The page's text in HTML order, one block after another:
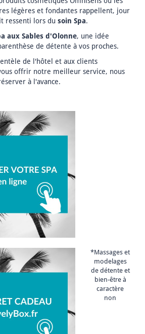
légères et fondantes rappellent, jour
ressenti lors du soin Spa.
aux Sables d'Olonne, une idée
de détente à vos proches.
de l'hôtel et aux clients
offrir notre meilleur service, nous
à l'avance.
*Massages et
modelages
de détente et
bien-être à
caractère
non